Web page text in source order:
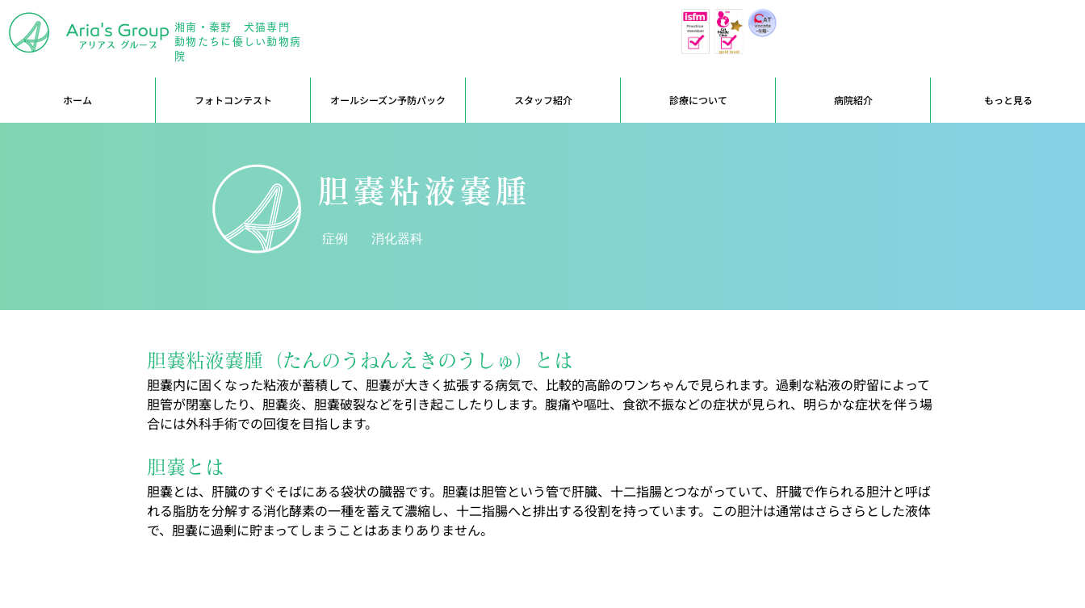
湘南・秦野 犬猫専門
動物たちに優しい動物病
院
ホーム フォトコンテスト オールシーズン予防パック スタッフ紹介 診療について 病院紹介 もっと見る
胆嚢粘液嚢腫
症例 消化器科
胆嚢粘液嚢腫（たんのうねんえきのうしゅ）とは
胆嚢内に固くなった粘液が蓄積して、胆嚢が大きく拡張する病気で、比較的高齢のワンちゃんで見られます。過剰な粘液の貯留によって
胆管が閉塞したり、胆嚢炎、胆嚢破裂などを引き起こしたりします。腹痛や嘔吐、食欲不振などの症状が見られ、明らかな症状を伴う場
合には外科手術での回復を目指します。
胆嚢とは
胆嚢とは、肝臓のすぐそばにある袋状の臓器です。胆嚢は胆管という管で肝臓、十二指腸とつながっていて、肝臓で作られる胆汁と呼ば
れる脂肪を分解する消化酵素の一種を蓄えて濃縮し、十二指腸へと排出する役割を持っています。この胆汁は通常はさらさらとした液体
で、胆嚢に過剰に貯まってしまうことはあまりありません。